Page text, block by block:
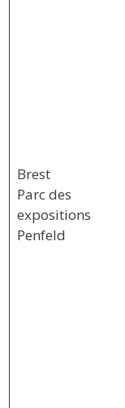
Brest
Parc des
expositions
Penfeld